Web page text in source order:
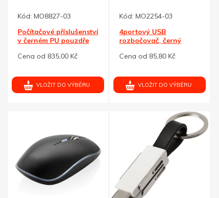
Kód: MO8827-03
Počítačové příslušenství
v černém PU pouzdře
Cena od 835,00 Kč
VLOŽIT DO VÝBĚRU
Kód: MO2254-03
4portový USB
rozbočovač, černý
Cena od 85,80 Kč
VLOŽIT DO VÝBĚRU